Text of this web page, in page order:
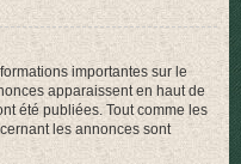
importantes sur le
apparaissent en haut de
été publiées. Tout comme les
les annonces sont